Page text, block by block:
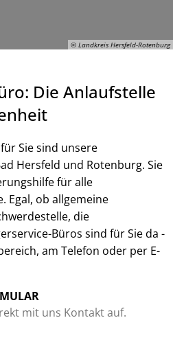
© Landkreis Hersfeld-Rotenburg
© Landkreis Hersfeld-Rotenburg
Die Anlaufstelle
Sie sind unsere
Hersfeld und Rotenburg. Sie
für alle
Egal, ob allgemeine
die
Büros sind für Sie da -
am Telefon oder per E-
mit uns Kontakt auf.